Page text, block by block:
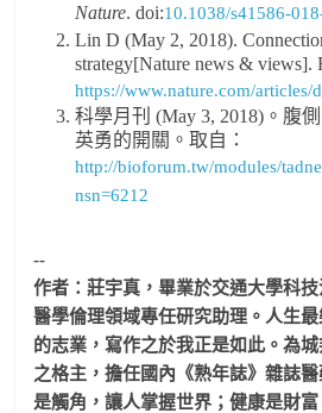
Nature. doi:10.1038/s41586-
Lin D (May 2, 2018).
strategy[Nature news & views].
https://www.nature.com/articles/
科學月刊 (May 3, 2018)。腹
英勇的開關。取自：
http://bioforum.tw/modules/
nsn=6212
--
作者：莊宇真，畢業於交通大學科
醫學倫理領域專任研究助理。人生
的志業，寫作之於我正是如此。為城
之格主，擔任國內《熟年誌》雜誌
是觸角，讓人掌握世界；健康是財